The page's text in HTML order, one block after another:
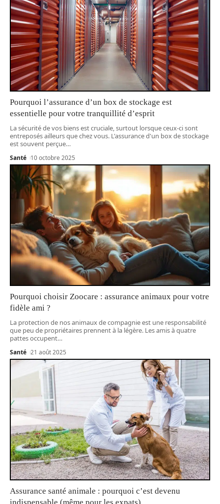
Pourquoi l’assurance d’un box de stockage est
essentielle pour votre tranquillité d’esprit
La sécurité de vos biens est cruciale, surtout lorsque ceux-ci sont
entreposés ailleurs que chez vous. L'assurance d'un box de stockage
est souvent perçue…
Santé 10 octobre 2025
Pourquoi choisir Zoocare : assurance animaux pour votre
fidèle ami ?
La protection de nos animaux de compagnie est une responsabilité
que peu de propriétaires prennent à la légère. Les amis à quatre
pattes occupent…
Santé 21 août 2025
Assurance santé animale : pourquoi c’est devenu
indispensable (même pour les expats)